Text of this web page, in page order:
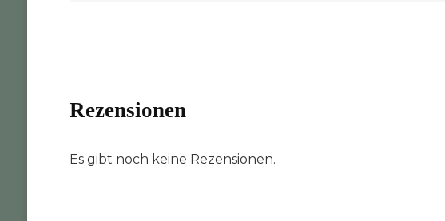
Rezensionen
Es gibt noch keine Rezensionen.